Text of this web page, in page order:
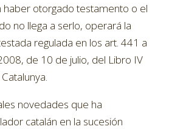
haber otorgado testamento o el
no llega a serlo, operará la
regulada en los art. 441 a
de 10 de julio, del Libro IV
novedades que ha
catalán en la sucesión